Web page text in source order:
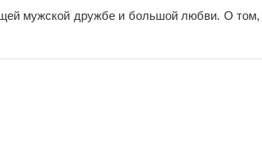
мужской дружбе и большой любви. О том,